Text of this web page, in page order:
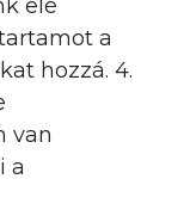
elé
a
hozzá. 4.
van
a